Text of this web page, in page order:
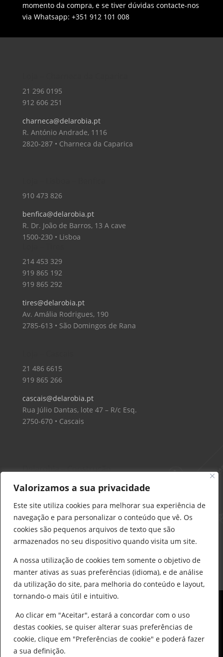
Valorizamos a sua privacidade
Este site utiliza cookies para melhorar sua experiência de
navegação e para personalizar o conteúdo que vê. Os
cookies são pequenos arquivos de texto que são
armazenados no seu dispositivo quando visita um site.
A nossa utilização de cookies tem somente o objetivo de
manter ativas as suas preferências (idioma), e de análise
da utilização do site, para melhoria do conteúdo e layout,
tornando-o mais útil e intuitivo.
Ao clicar em "Aceitar", estará a concordar com o uso
destas cookies, se quiser alterar suas preferências de
cookie, clique em "Preferências de cookie" e poderá fazer
a sua definição.
momento da compra, e se tiver dúvidas contacte-nos
via Whatsapp: +351 912 101 008
21 296 0195
912 606 251
charneca@delarobia.pt
R. António Andrade, 1116
2820-287 • Charneca da Caparica
910 473 826
benfica@delarobia.pt
R. Dr. João de Barros, 13 A cave
1500-230 • Lisboa
214 453 329
919 865 192
919 865 292
tires@delarobia.pt
Av. Amália Rodrigues, 190
2785-613 • São Domingos de Rana
21 486 6615
919 865 266
cascais@delarobia.pt
Rua Júlio Dantas, lote 47 – R/c Esq.
2750-670 • Cascais
Delarobia – Construção
912 441 514
construcao@delarobia.pt
R. António Andrade, 1171
2820-287 • Charneca de Caparica
© All Copyright 2025 by Delarobia.pt